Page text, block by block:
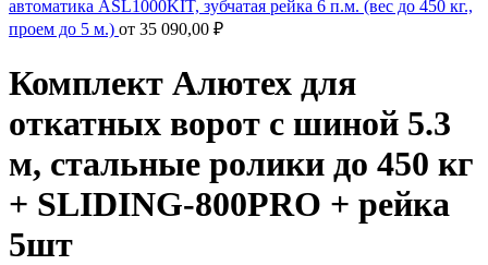
автоматика ASL1000KIT, зубчатая рейка 6 п.м. (вес до 450 кг.,
проем до 5 м.) от 35 090,00 ₽
Комплект Алютех для
откатных ворот с шиной 5.3
м, стальные ролики до 450 кг
+ SLIDING-800PRO + рейка
5шт